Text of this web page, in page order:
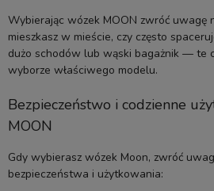
Wybierając wózek MOON zwróć uwagę
mieszkasz w mieście, czy często
dużo schodów lub wąski bagażnik — te
wyborze właściwego modelu.
Bezpieczeństwo i codzienne
MOON
Gdy wybierasz wózek Moon, zwróć
bezpieczeństwa i użytkowania: